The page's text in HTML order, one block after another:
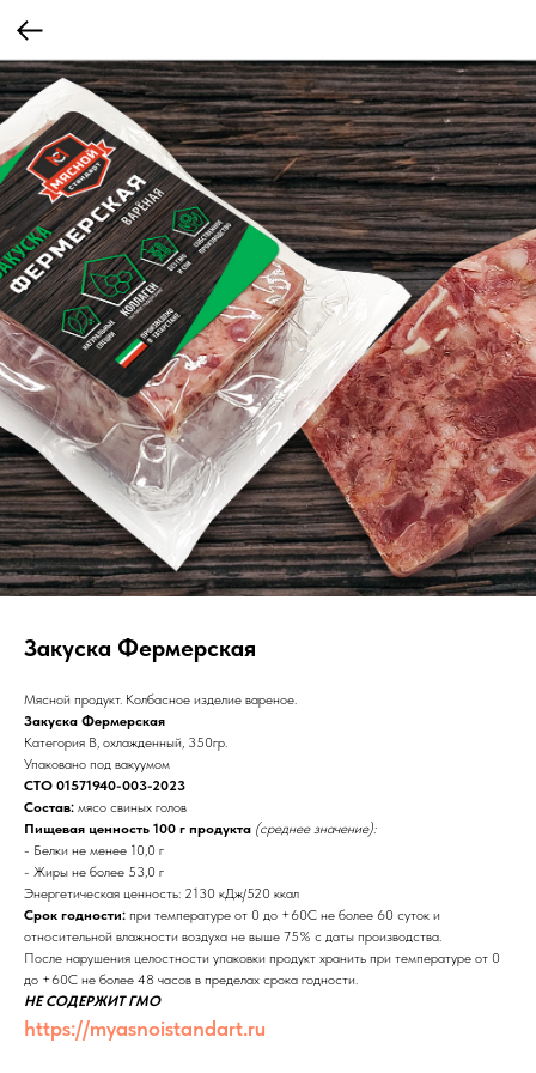
Закуска Фермерская
Мясной продукт. Колбасное изделие вареное.
Закуска Фермерская
Категория В, охлажденный, 350гр.
Упаковано под вакуумом
СТО 01571940-003-2023
Состав: мясо свиных голов
Пищевая ценность 100 г продукта (среднее значение):
- Белки не менее 10,0 г
- Жиры не более 53,0 г
Энергетическая ценность: 2130 кДж/520 ккал
Срок годности: при температуре от 0 до +60С не более 60 суток и
относительной влажности воздуха не выше 75% с даты производства.
После нарушения целостности упаковки продукт хранить при температуре от 0
до +60С не более 48 часов в пределах срока годности.
НЕ СОДЕРЖИТ ГМО
https://myasnoistandart.ru